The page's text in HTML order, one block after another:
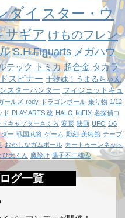
ダイ スター・ウ
サギア けものフレン
S.H.Figuarts メガハウ
テック トミカ 超合金 タカラ
スピナー 干物妹！うまるちゃん
スターハンター フィジェットキュ
ールズ rody ドラゴンボール 乗り物 1/12
ド PLAY ARTS 改 HALO figFIX 名探偵コ
ドキャプターさくら 変形 映画 UFO 1/6
ー 戦国武将 ゲーム 彫刻 美術館 テーブ
おかしなガムボール カートゥーンネット
び太くん 魔除け 藤子不二雄Ⓐ
グ一覧